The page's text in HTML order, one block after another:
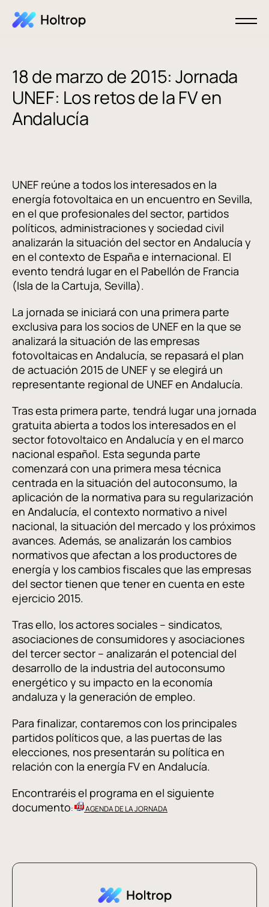
18 de marzo de 2015: Jornada
UNEF: Los retos de la FV en
Andalucía
UNEF reúne a todos los interesados en la
energía fotovoltaica en un encuentro en Sevilla,
en el que profesionales del sector, partidos
políticos, administraciones y sociedad civil
analizarán la situación del sector en Andalucía y
en el contexto de España e internacional. El
evento tendrá lugar en el Pabellón de Francia
(Isla de la Cartuja, Sevilla).
La jornada se iniciará con una primera parte
exclusiva para los socios de UNEF en la que se
analizará la situación de las empresas
fotovoltaicas en Andalucía, se repasará el plan
de actuación 2015 de UNEF y se elegirá un
representante regional de UNEF en Andalucía.
Tras esta primera parte, tendrá lugar una jornada
gratuita abierta a todos los interesados en el
sector fotovoltaico en Andalucía y en el marco
nacional español. Esta segunda parte
comenzará con una primera mesa técnica
centrada en la situación del autoconsumo, la
aplicación de la normativa para su regularización
en Andalucía, el contexto normativo a nivel
nacional, la situación del mercado y los próximos
avances. Además, se analizarán los cambios
normativos que afectan a los productores de
energía y los cambios fiscales que las empresas
del sector tienen que tener en cuenta en este
ejercicio 2015.
Tras ello, los actores sociales – sindicatos,
asociaciones de consumidores y asociaciones
del tercer sector – analizarán el potencial del
desarrollo de la industria del autoconsumo
energético y su impacto en la economía
andaluza y la generación de empleo.
Para finalizar, contaremos con los principales
partidos políticos que, a las puertas de las
elecciones, nos presentarán su política en
relación con la energía FV en Andalucía.
Encontraréis el programa en el siguiente
documento: AGENDA DE LA JORNADA